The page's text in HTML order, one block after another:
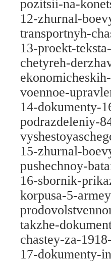
pozitsii-na-
12-zhurnal-
transportnyh-
13-proekt-
chetyreh-
voennoe-
14-dokumenty-
podrazdeleniy-
15-zhurnal-
pushechnoy-
16-sbornik-
korpusa-5-
takzhe-
chastey-za-
17-dokumenty-